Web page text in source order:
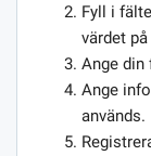
Fyll i
värdet
Ange din
Ange
används.